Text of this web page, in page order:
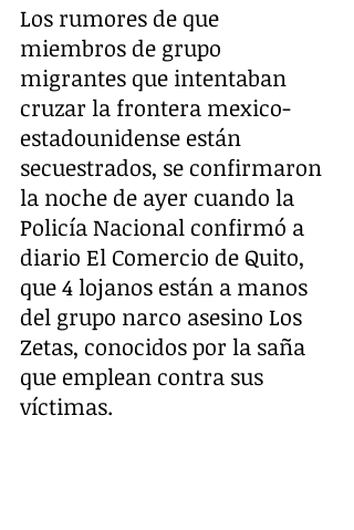
Los rumores de que
miembros de grupo
migrantes que intentaban
cruzar la frontera mexico-
estadounidense están
secuestrados, se confirmaron
la noche de ayer cuando la
Policía Nacional confirmó a
diario El Comercio de Quito,
que 4 lojanos están a manos
del grupo narco asesino Los
Zetas, conocidos por la saña
que emplean contra sus
víctimas.